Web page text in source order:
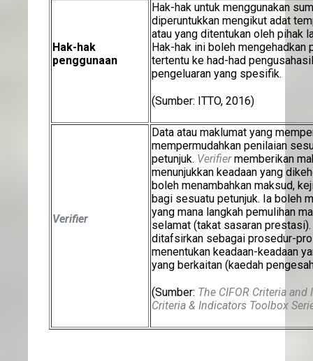
Hak-hak
penggunaan
Hak-hak untuk menggunakan
diperuntukkan mengikut adat
atau yang ditentukan oleh pihak
Hak-hak ini boleh mengehadkan
tertentu ke had-had
pengeluaran yang spesifik.
(Sumber: ITTO, 2016)
Verifier
Data atau maklumat yang
mempermudahkan penilaian
petunjuk. Verifiermemberikan
menunjukkan keadaan yang
boleh menambahkan maksud,
bagi sesuatu petunjuk. Ia boleh
yang mana langkah pemulihan
selamat (takat sasaran
ditafsirkan sebagai prosedur-
menentukan keadaan-keadaan
yang berkaitan (kaedah
(Sumber: The CIFOR Criteria
Criteria & Indicators Toolbox